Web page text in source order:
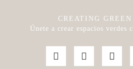
CREATING GREEN
Únete a crear espacios verdes